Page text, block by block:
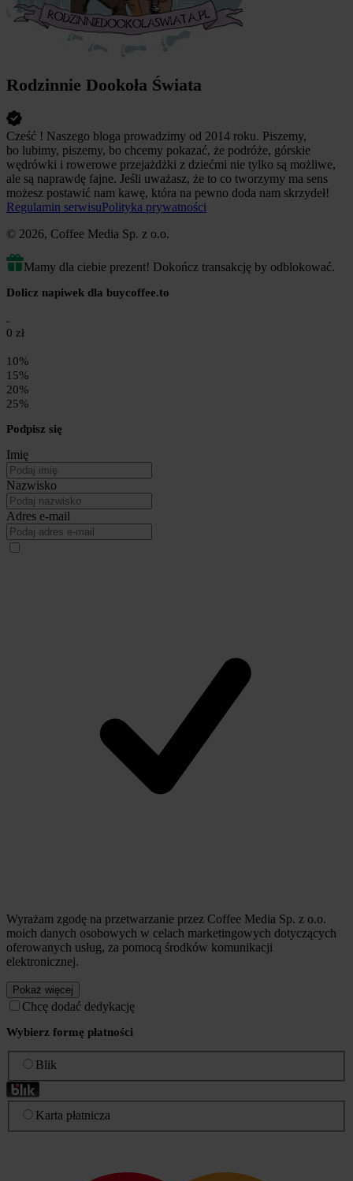
Rodzinnie Dookoła Świata
Cześć ! Naszego bloga prowadzimy od 2014 roku. Piszemy,
bo lubimy, piszemy, bo chcemy pokazać, że podróże, górskie
wędrówki i rowerowe przejażdżki z dziećmi nie tylko są możliwe,
ale są naprawdę fajne. Jeśli uważasz, że to co tworzymy ma sens
możesz postawić nam kawę, która na pewno doda nam skrzydeł!
Regulamin serwisuPolityka prywatności
© 2026, Coffee Media Sp. z o.o.
Mamy dla ciebie prezent! Dokończ transakcję by odblokować.
Dolicz napiwek dla buycoffee.to
0 zł
10%
15%
20%
25%
Podpisz się
Imię
Nazwisko
Adres e-mail
Wyrażam zgodę na przetwarzanie przez Coffee Media Sp. z o.o.
moich danych osobowych w celach marketingowych dotyczących
oferowanych usług, za pomocą środków komunikacji
elektronicznej.
Pokaż więcej
Chcę dodać dedykację
Wybierz formę płatności
Blik
Karta płatnicza